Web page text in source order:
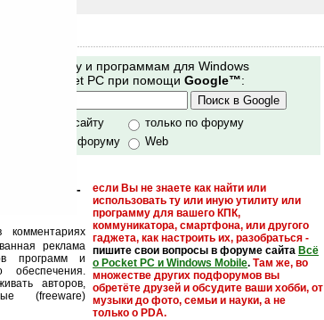
Поиск по сайту и программам для Windows
Mobile и Pocket PC при помощи Google™:
только по сайту
только по форуму
по сайту и форуму
Web
кряки -
и
если Вы не знаете как найти или
использовать ту или иную утилиту или
программу для вашего КПК,
коммуникатора, смартфона, или другого
гаджета, как настроить их, разобраться -
пишите свои вопросы в форуме сайта Всё
о Pocket PC и Windows Mobile. Там же, во
множестве других подфорумов вы
обретёте друзей и обсудите ваши хобби, от
музыки до фото, семьи и науки, а не
только о PDA.
реклама
программ и
обеспечения.
авторов,
(freeware)